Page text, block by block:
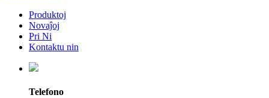
Produktoj
Novaĵoj
Pri Ni
Kontaktu nin
Telefono